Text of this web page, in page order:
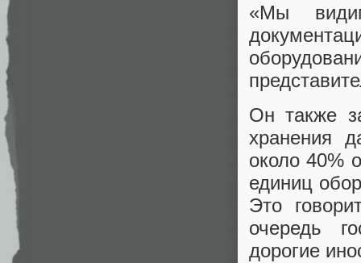
«Мы
Он также
хранения
около 40%
единиц
Это
очередь
дорогие